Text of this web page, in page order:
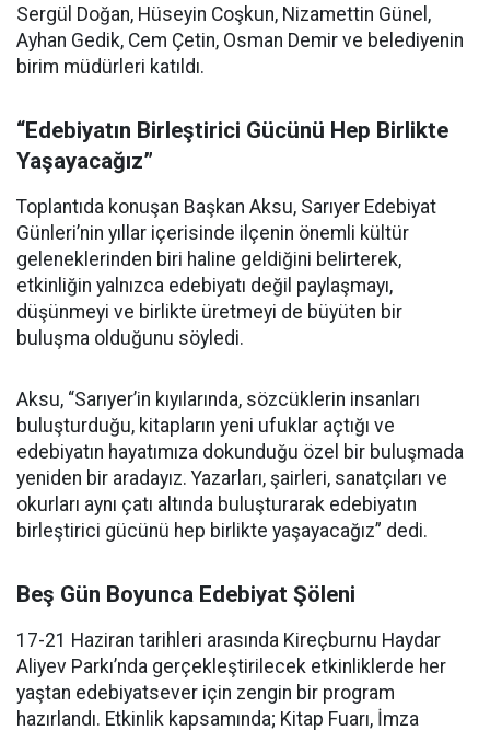
Sergül Doğan, Hüseyin Coşkun, Nizamettin Günel,
Ayhan Gedik, Cem Çetin, Osman Demir ve belediyenin
birim müdürleri katıldı.
“Edebiyatın Birleştirici Gücünü Hep Birlikte
Yaşayacağız”
Toplantıda konuşan Başkan Aksu, Sarıyer Edebiyat
Günleri’nin yıllar içerisinde ilçenin önemli kültür
geleneklerinden biri haline geldiğini belirterek,
etkinliğin yalnızca edebiyatı değil paylaşmayı,
düşünmeyi ve birlikte üretmeyi de büyüten bir
buluşma olduğunu söyledi.
Aksu, “Sarıyer’in kıyılarında, sözcüklerin insanları
buluşturduğu, kitapların yeni ufuklar açtığı ve
edebiyatın hayatımıza dokunduğu özel bir buluşmada
yeniden bir aradayız. Yazarları, şairleri, sanatçıları ve
okurları aynı çatı altında buluşturarak edebiyatın
birleştirici gücünü hep birlikte yaşayacağız” dedi.
Beş Gün Boyunca Edebiyat Şöleni
17-21 Haziran tarihleri arasında Kireçburnu Haydar
Aliyev Parkı’nda gerçekleştirilecek etkinliklerde her
yaştan edebiyatsever için zengin bir program
hazırlandı. Etkinlik kapsamında; Kitap Fuarı, İmza